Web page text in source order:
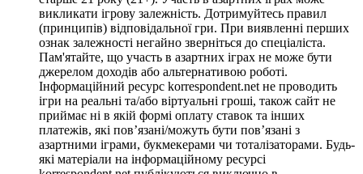
викликати ігрову залежність. Дотримуйтесь правил
(принципів) відповідальної гри. При виявленні перших
ознак залежності негайно зверніться до спеціаліста.
Пам'ятайте, що участь в азартних іграх не може бути
джерелом доходів або альтернативою роботі.
Інформаційний ресурс korrespondent.net не проводить
ігри на реальні та/або віртуальні гроші, також сайт не
приймає ні в якій формі оплату ставок та інших
платежів, які пов’язані/можуть бути пов’язані з
азартними іграми, букмекерами чи тоталізаторами. Будь-
які матеріали на інформаційному ресурсі